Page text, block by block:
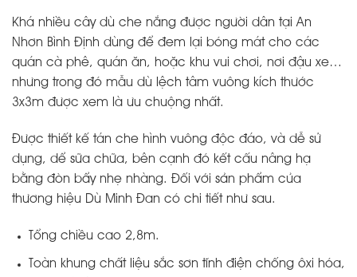
Khá nhiều cây dù che nắng được người dân tại An
Nhơn Bình Định dùng để đem lại bóng mát cho các
quán cà phê, quán ăn, hoặc khu vui chơi, nơi đậu xe…
nhưng trong đó mẫu dù lệch tâm vuông kích thước
3x3m được xem là ưu chuộng nhất.
Được thiết kế tán che hình vuông độc đáo, và dễ sử
dụng, dể sữa chữa, bên cạnh đó kết cấu nâng hạ
bằng đòn bẩy nhẹ nhàng. Đối với sản phẩm của
thương hiệu Dù Minh Đan có chi tiết như sau.
Tổng chiều cao 2,8m.
Toàn khung chất liệu sắc sơn tĩnh điện chống ôxi hóa,